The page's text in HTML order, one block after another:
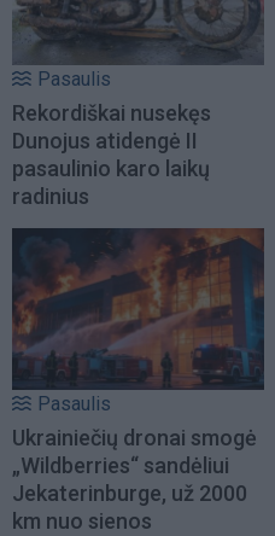
Pasaulis
Rekordiškai nusekęs
Dunojus atidengė II
pasaulinio karo laikų
radinius
Pasaulis
Ukrainiečių dronai smogė
„Wildberries“ sandėliui
Jekaterinburge, už 2000
km nuo sienos